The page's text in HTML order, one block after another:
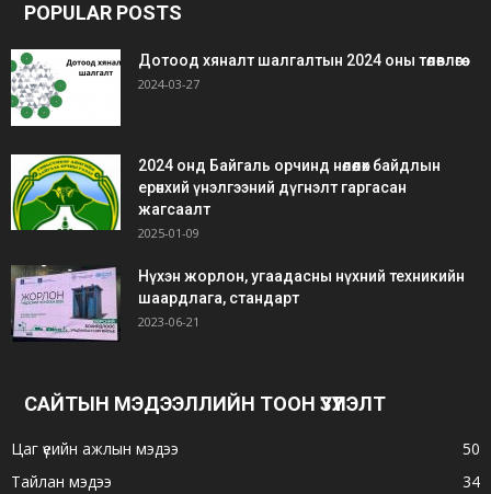
POPULAR POSTS
Дотоод хяналт шалгалтын 2024 оны төлөвлөгөө
2024-03-27
2024 онд Байгаль орчинд нөлөөлөх байдлын
ерөнхий үнэлгээний дүгнэлт гаргасан
жагсаалт
2025-01-09
Нүхэн жорлон, угаадасны нүхний техникийн
шаардлага, стандарт
2023-06-21
САЙТЫН МЭДЭЭЛЛИЙН ТООН ҮЗҮҮЛЭЛТ
Цаг үеийн ажлын мэдээ
50
Тайлан мэдээ
34